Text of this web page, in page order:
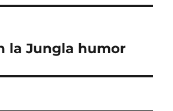
la Jungla humor